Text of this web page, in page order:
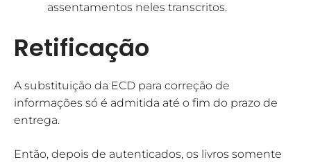
assentamentos neles transcritos.
Retificação
A substituição da ECD para correção de
informações só é admitida até o fim do prazo de
entrega.
Então, depois de autenticados, os livros somente